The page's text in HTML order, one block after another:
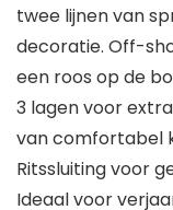
twee lijnen van
decoratie. Off-
een roos op de
3 lagen voor
van comfortabel
Ritssluiting voor
Ideaal voor